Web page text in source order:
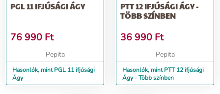
PGL 11 IFJÚSÁGI ÁGY
76 990 Ft
Pepita
Hasonlók, mint PGL 11 ifjúsági
Ágy
PTT 12 IFJÚSÁGI ÁGY -
TÖBB SZÍNBEN
36 990 Ft
Pepita
Hasonlók, mint PTT 12 ifjúsági
Ágy - Több színben